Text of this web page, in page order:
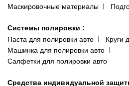
Маскировочные материалы
Системы полировки :
Паста для полировки авто
Круги
Машинка для полировки авто
Салфетки для полировки авто
Средства индивидуальной